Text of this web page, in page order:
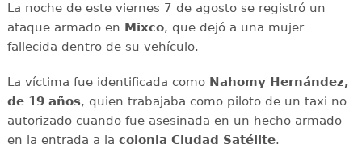
La noche de este viernes 7 de agosto se registró un
ataque armado en Mixco, que dejó a una mujer
fallecida dentro de su vehículo.
La víctima fue identificada como Nahomy Hernández,
de 19 años, quien trabajaba como piloto de un taxi no
autorizado cuando fue asesinada en un hecho armado
en la entrada a la colonia Ciudad Satélite.